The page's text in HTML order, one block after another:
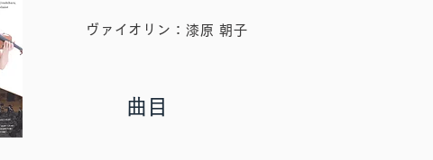
ヴァイオリン ：漆原 朝子
曲目